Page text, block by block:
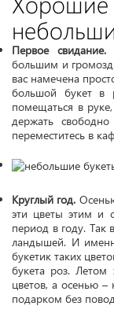
Первое свидание.
большим и
вас намечена
большой букет в
помещаться в
держать
переместитесь в
Круглый год.
эти цветы этим и
период в году. Так
ландышей. И
букетик таких
букета роз.
цветов, а осенью –
подарком без